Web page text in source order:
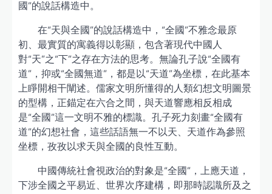
國”的說話構造中。
在“天與全國”的說話構造中，“全國”不雅念最原
初、最實質的寓義得以彰顯，包含著現代中國人
對“天”之“下”之存在方法的思考。無論孔子說“全國有
道”，抑或“全國無道”，都是以“天道”為坐標，在此基本
上睜開相干闡述。儒家文明所懂得的人類幻想文明圖景
的型構，正錨定在六合之間，與天道響應相反相成
是“全國”這一文明不雅的標識。孔子死力刻畫“全國有
道”的幻想社會，這些話語無一不以天、天道作為參照
坐標，孜孜以求天與全國的良性互動。
中國傳統社會視政治的對象是“全國”，上應天道，
下涉全國之平易近、世界次序建構，即那時認識所及之